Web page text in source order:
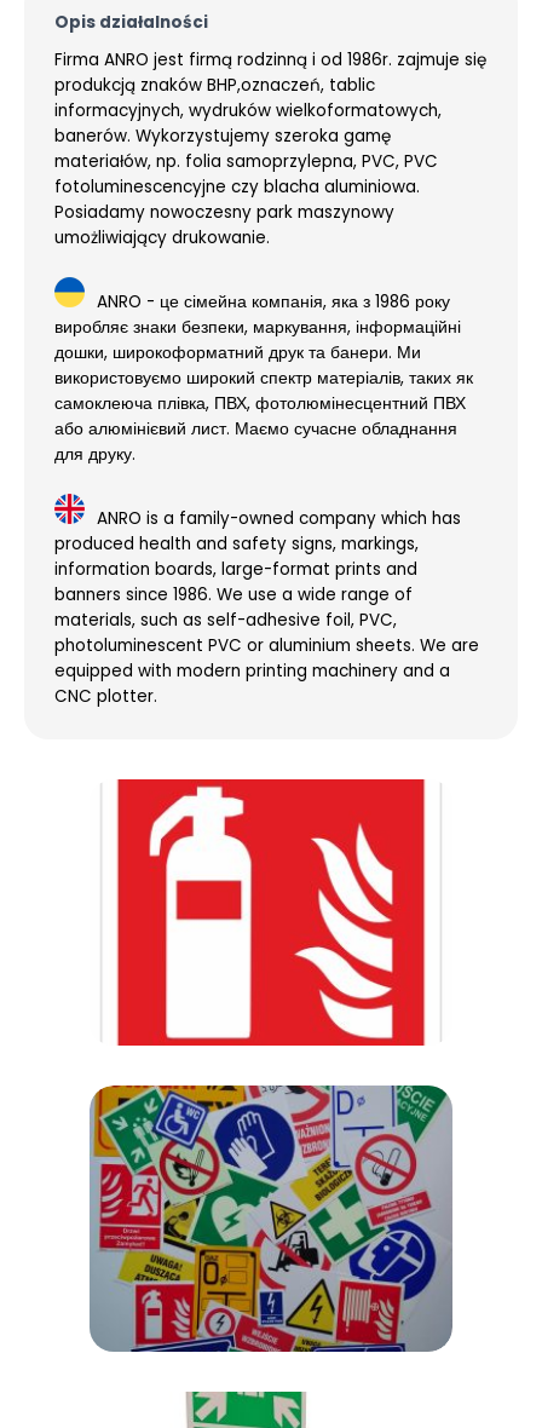
Opis działalności
Firma ANRO jest firmą rodzinną i od 1986r. zajmuje się
produkcją znaków BHP,oznaczeń, tablic
informacyjnych, wydruków wielkoformatowych,
banerów. Wykorzystujemy szeroka gamę
materiałów, np. folia samoprzylepna, PVC, PVC
fotoluminescencyjne czy blacha aluminiowa.
Posiadamy nowoczesny park maszynowy
umożliwiający drukowanie.
ANRO - це сімейна компанія, яка з 1986 року
виробляє знаки безпеки, маркування, інформаційні
дошки, широкоформатний друк та банери. Ми
використовуємо широкий спектр матеріалів, таких як
самоклеюча плівка, ПВХ, фотолюмінесцентний ПВХ
або алюмінієвий лист. Маємо сучасне обладнання
для друку.
ANRO is a family-owned company which has
produced health and safety signs, markings,
information boards, large-format prints and
banners since 1986. We use a wide range of
materials, such as self-adhesive foil, PVC,
photoluminescent PVC or aluminium sheets. We are
equipped with modern printing machinery and a
CNC plotter.